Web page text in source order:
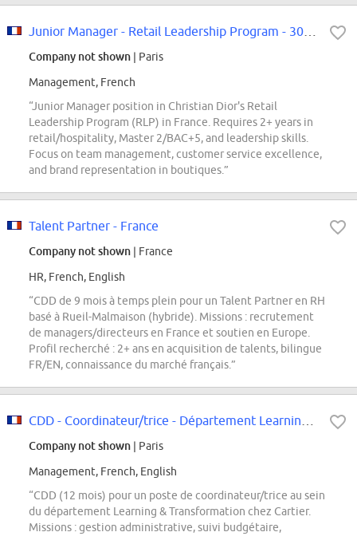
Company not shown | Paris
Management, French
“Junior Manager position in Christian Dior's Retail
Leadership Program (RLP) in France. Requires 2+ years in
retail/hospitality, Master 2/BAC+5, and leadership skills.
Focus on team management, customer service excellence,
and brand representation in boutiques.”
Talent Partner - France
Company not shown | France
HR, French, English
“CDD de 9 mois à temps plein pour un Talent Partner en RH
basé à Rueil-Malmaison (hybride). Missions : recrutement
de managers/directeurs en France et soutien en Europe.
Profil recherché : 2+ ans en acquisition de talents, bilingue
FR/EN, connaissance du marché français.”
Company not shown | Paris
Management, French, English
“CDD (12 mois) pour un poste de coordinateur/trice au sein
du département Learning & Transformation chez Cartier.
Missions : gestion administrative, suivi budgétaire,